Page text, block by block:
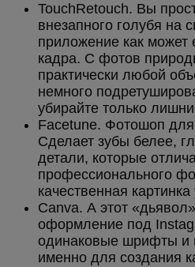
TouchRetouch. Вы
внезапного голубя на
приложение как может
кадра. С фотов
практически любой
немного
убирайте только
Facetune. Фотошоп
Сделает зубы белее,
детали, которые
профессионального
качественная
Canva. А этот
оформление под
одинаковые шрифты и
именно для создания